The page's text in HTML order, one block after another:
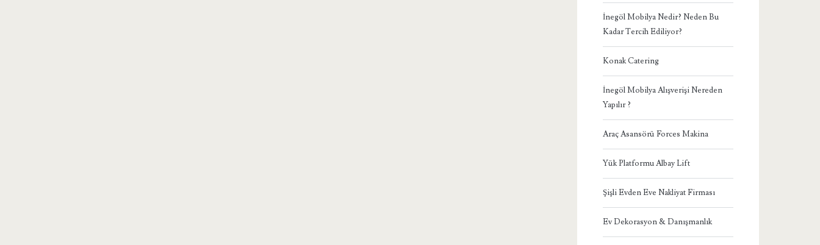
İnegöl Mobilya Nedir? Neden Bu
Kadar Tercih Ediliyor?
Konak Catering
İnegöl Mobilya Alışverişi Nereden
Yapılır ?
Araç Asansörü Forces Makina
Yük Platformu Albay Lift
Şişli Evden Eve Nakliyat Firması
Ev Dekorasyon & Danışmanlık